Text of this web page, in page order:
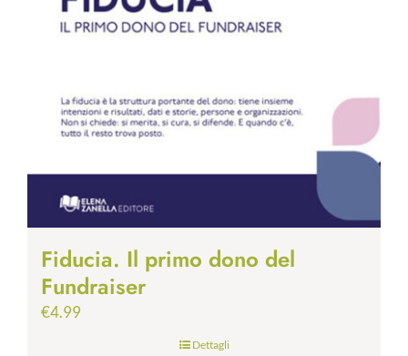
Fiducia. Il primo dono del
Fundraiser
€4.99
Dettagli